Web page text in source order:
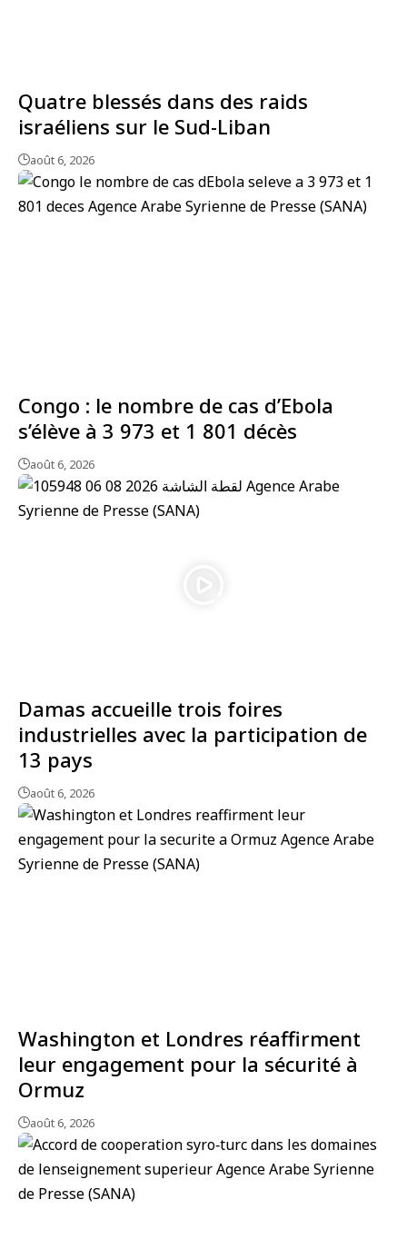
Quatre blessés dans des raids
israéliens sur le Sud-Liban
août 6, 2026
Congo : le nombre de cas d’Ebola
s’élève à 3 973 et 1 801 décès
août 6, 2026
Damas accueille trois foires
industrielles avec la participation de
13 pays
août 6, 2026
Washington et Londres réaffirment
leur engagement pour la sécurité à
Ormuz
août 6, 2026